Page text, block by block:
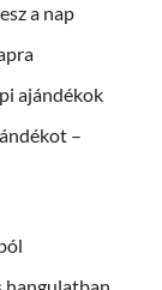
a nap
ajándékok
–